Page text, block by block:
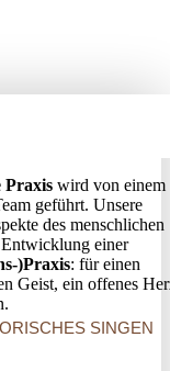
Praxis wird von einem
geführt. Unsere
des menschlichen
einer
)Praxis: für einen
Geist, ein offenes
SINGEN